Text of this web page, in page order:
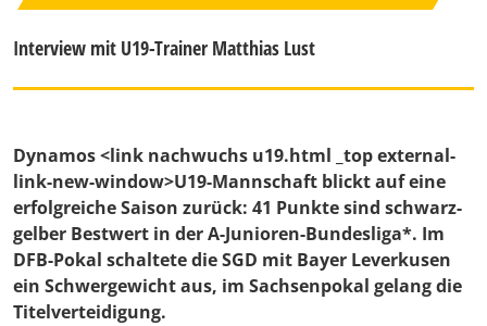
Interview mit U19-Trainer Matthias Lust
Dynamos<link nachwuchs u19.html _top external-
link-new-window>U19-Mannschaft blickt auf eine
erfolgreiche Saison zurück: 41 Punkte sind schwarz-
gelber Bestwert in der A-Junioren-Bundesliga*. Im
DFB-Pokal schaltete die SGD mit Bayer Leverkusen
ein Schwergewicht aus, im Sachsenpokal gelang die
Titelverteidigung.